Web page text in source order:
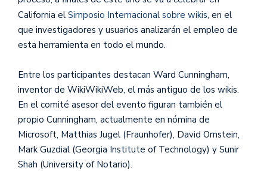
California el Simposio Internacional sobre wikis, en el
que investigadores y usuarios analizarán el empleo de
esta herramienta en todo el mundo.
Entre los participantes destacan Ward Cunningham,
inventor de WikiWikiWeb, el más antiguo de los wikis.
En el comité asesor del evento figuran también el
propio Cunningham, actualmente en nómina de
Microsoft, Matthias Jugel (Fraunhofer), David Ornstein,
Mark Guzdial (Georgia Institute of Technology) y Sunir
Shah (University of Notario).